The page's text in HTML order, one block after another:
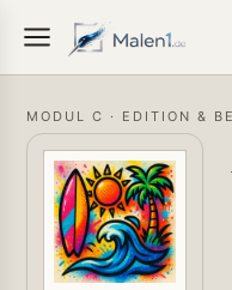
MODUL C · EDITION &